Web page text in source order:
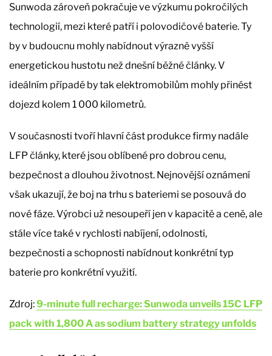
Sunwoda zároveň pokračuje ve výzkumu pokročilých
technologií, mezi které patří i polovodičové baterie. Ty
by v budoucnu mohly nabídnout výrazně vyšší
energetickou hustotu než dnešní běžné články. V
ideálním případě by tak elektromobilům mohly přinést
dojezd kolem 1 000 kilometrů.
V současnosti tvoří hlavní část produkce firmy nadále
LFP články, které jsou oblíbené pro dobrou cenu,
bezpečnost a dlouhou životnost. Nejnovější oznámení
však ukazují, že boj na trhu s bateriemi se posouvá do
nové fáze. Výrobci už nesoupeří jen v kapacitě a ceně, ale
stále více také v rychlosti nabíjení, odolnosti,
bezpečnosti a schopnosti nabídnout konkrétní typ
baterie pro konkrétní využití.
Zdroj:9‑minute full recharge: Sunwoda unveils 15C LFP
pack with 1,800 A as sodium battery strategy unfolds